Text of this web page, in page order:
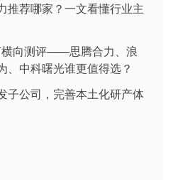
推荐哪家？一文看懂行业主
横向测评——思腾合力、浪
、中科曙光谁更值得选？
子公司，完善本土化研产体